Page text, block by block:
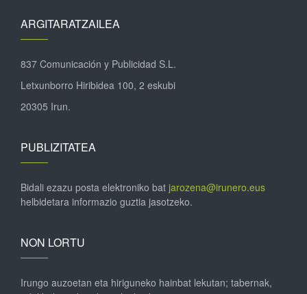
ARGITARATZAILEA
837 Comunicación y Publicidad S.L.
Letxunborro Hiribidea 100, 2 eskubi
20305 Irun.
PUBLIZITATEA
Bidali ezazu posta elektroniko bat jarozena@irunero.eus
helbidetara informazio guztia jasotzeko.
NON LORTU
Irungo auzoetan eta hiriguneko hainbat lekutan; tabernak,